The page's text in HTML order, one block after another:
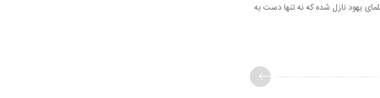
علمای یهود نازل شده كه نه تنها دست به